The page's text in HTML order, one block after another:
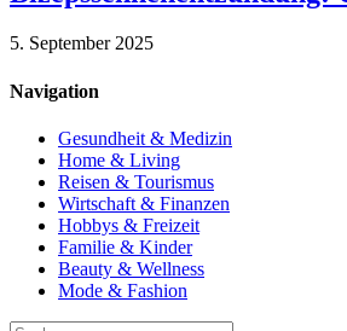
5. September 2025
Navigation
Gesundheit & Medizin
Home & Living
Reisen & Tourismus
Wirtschaft & Finanzen
Hobbys & Freizeit
Familie & Kinder
Beauty & Wellness
Mode & Fashion